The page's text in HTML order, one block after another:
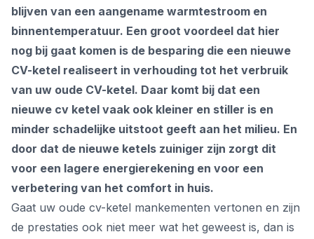
blijven van een aangename warmtestroom en
binnentemperatuur. Een groot voordeel dat hier
nog bij gaat komen is de besparing die een nieuwe
CV-ketel realiseert in verhouding tot het verbruik
van uw oude CV-ketel. Daar komt bij dat een
nieuwe cv ketel vaak ook kleiner en stiller is en
minder schadelijke uitstoot geeft aan het milieu. En
door dat de nieuwe ketels zuiniger zijn zorgt dit
voor een lagere energierekening en voor een
verbetering van het comfort in huis.
Gaat uw oude cv-ketel mankementen vertonen en zijn
de prestaties ook niet meer wat het geweest is, dan is